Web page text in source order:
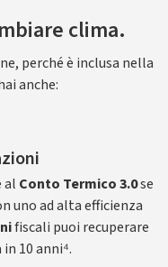
clima.
perché è inclusa nella
anche:
al Conto Termico 3.0se
uno ad alta efficienza
fiscali puoi recuperare
10 anni⁴.